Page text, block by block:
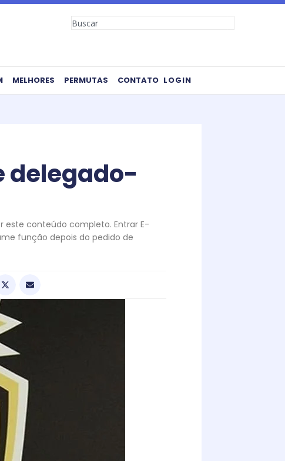
Search
MELHORES PERMUTAS CONTATO LOGIN
delegado-
este conteúdo completo. Entrar E-
função depois do pedido de